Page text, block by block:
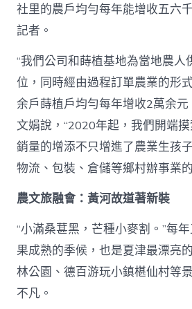
社里的農戶均勻每年能增收五六
記者。
“我們公司和蒔植基地為當地農人
位，同時經由過程訂單農業的形
余戶蒔植戶均勻每年增收2萬余元
文娟說，“2020年起，我們開端
銷量的增添不只增進了農業生孩
物流、包裝、倉儲等鄉村辦事業
農文旅融會：黃河故道著新裝
“小滿桑葚黑，芒種小麥割。”每
果成熟的季候，也是夏津最漂亮
林公園、德百游玩小鎮椹仙村等
不凡。